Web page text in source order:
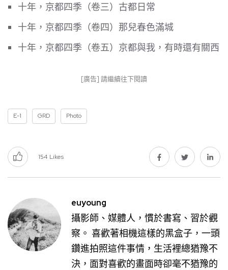
十年，京都四季（卷三）古都日常
十年，京都四季（卷四）那兒春色滿城
十年，京都四季（卷五）京都與我，有時還有關西
[廣告] 請繼續往下閱讀
E-1 GRD Photo
154 Likes
euyoung
攝影師、媒體人，慣於書寫、習於觀
察。 喜歡著相機這樣的黑盒子，一頭
鑽進拍照這件事情，生活裡總猶豫不
決，面對喜歡的畫面時卻毫不猶豫的